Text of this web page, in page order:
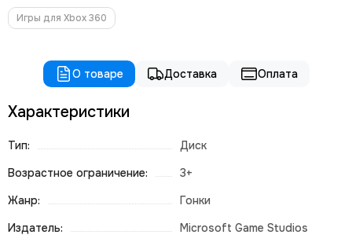
Игры для Xbox 360
О товаре Доставка Оплата
Характеристики
Тип:
Диск
Возрастное ограничение:
3+
Жанр:
Гонки
Издатель:
Microsoft Game Studios